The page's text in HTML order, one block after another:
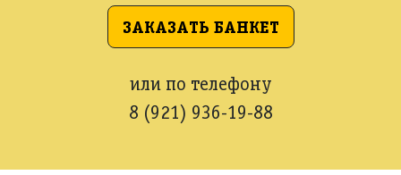
ЗАКАЗАТЬ БАНКЕТ
или по телефону
8 (921) 936-19-88